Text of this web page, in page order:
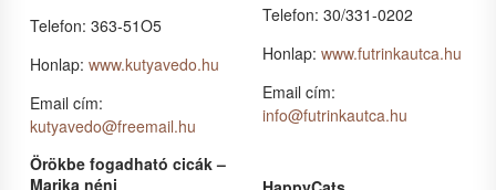
Telefon: 363-51O5
Honlap:www.kutyavedo.hu
Email cím:
kutyavedo@freemail.hu
Telefon: 30/331-0202
Honlap:www.futrinkautca.hu
Email cím:
info@futrinkautca.hu
Örökbe fogadható cicák –
Marika néni